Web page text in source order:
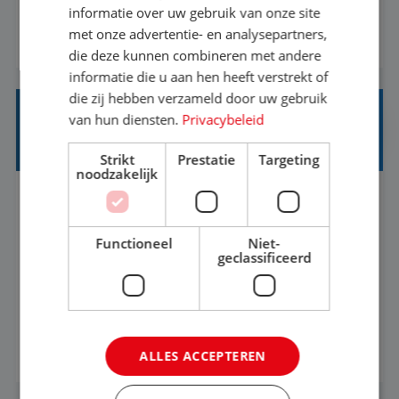
1.3 million customers every year. Behind the
scenes, our colleagues rely on secure, reliable,
and user-friendly IT solutions to do their best
work.As an IT Servicedesk Engineer, ...
BEKIJK VACATURE
OFFICE MANAGER/ CUSTOMER CARE
SPECIALIST
Rotterdam 37-40+ uur
Ben jij gepassioneerd over het bieden van
uitzonderlijke klantervaringen en het creëren
van een gastvrije omgeving? Vind je het leuk om
klantcontact te combineren met organisatorische
ondersteuning? Op ons Sunweb Group-kantoor in
Rotterdam zoeken we een daadkrachtige en
BEKIJK VACATURE
informatie over uw gebruik van onze site
met onze advertentie- en analysepartners,
die deze kunnen combineren met andere
informatie die u aan hen heeft verstrekt of
die zij hebben verzameld door uw gebruik
van hun diensten. Privacybeleid
Strikt
noodzakelijk
Prestatie Targeting
Functioneel
Niet-
geclassificeerd
ALLES ACCEPTEREN